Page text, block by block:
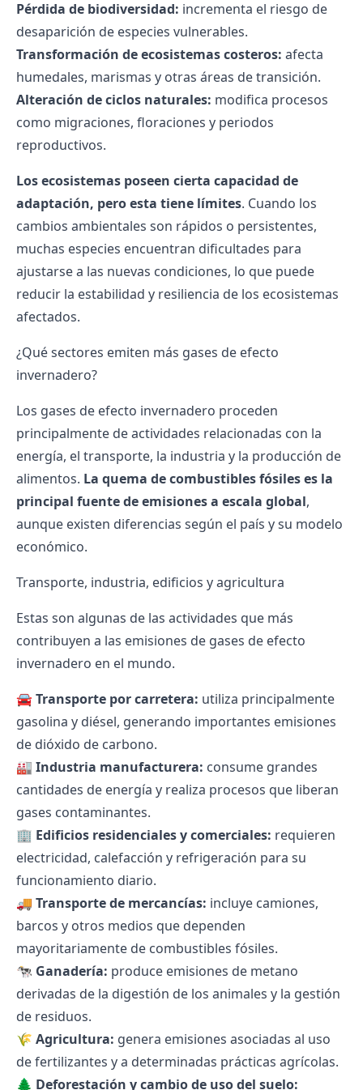
Pérdida de biodiversidad: incrementa el riesgo de
desaparición de especies vulnerables.
Transformación de ecosistemas costeros: afecta
humedales, marismas y otras áreas de transición.
Alteración de ciclos naturales: modifica procesos
como migraciones, floraciones y periodos
reproductivos.
Los ecosistemas poseen cierta capacidad de
adaptación, pero esta tiene límites. Cuando los
cambios ambientales son rápidos o persistentes,
muchas especies encuentran dificultades para
ajustarse a las nuevas condiciones, lo que puede
reducir la estabilidad y resiliencia de los ecosistemas
afectados.
¿Qué sectores emiten más gases de efecto
invernadero?
Los gases de efecto invernadero proceden
principalmente de actividades relacionadas con la
energía, el transporte, la industria y la producción de
alimentos. La quema de combustibles fósiles es la
principal fuente de emisiones a escala global,
aunque existen diferencias según el país y su modelo
económico.
Transporte, industria, edificios y agricultura
Estas son algunas de las actividades que más
contribuyen a las emisiones de gases de efecto
invernadero en el mundo.
🚘Transporte por carretera: utiliza principalmente
gasolina y diésel, generando importantes emisiones
de dióxido de carbono.
🏭 Industria manufacturera: consume grandes
cantidades de energía y realiza procesos que liberan
gases contaminantes.
🏢 Edificios residenciales y comerciales: requieren
electricidad, calefacción y refrigeración para su
funcionamiento diario.
🚚 Transporte de mercancías: incluye camiones,
barcos y otros medios que dependen
mayoritariamente de combustibles fósiles.
🐄 Ganadería: produce emisiones de metano
derivadas de la digestión de los animales y la gestión
de residuos.
🌾 Agricultura: genera emisiones asociadas al uso
de fertilizantes y a determinadas prácticas agrícolas.
🌲 Deforestación y cambio de uso del suelo: